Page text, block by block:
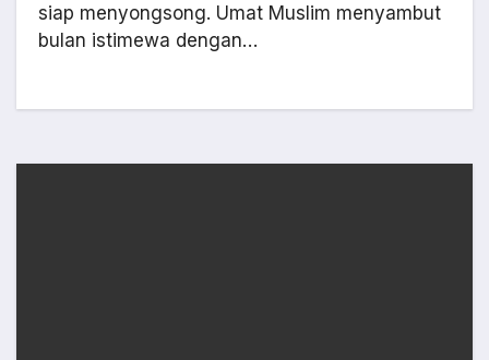
siap menyongsong. Umat Muslim menyambut
bulan istimewa dengan…